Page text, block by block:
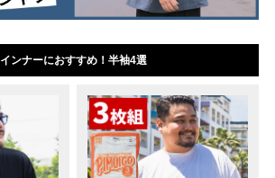
インナーにおすすめ！半袖4選